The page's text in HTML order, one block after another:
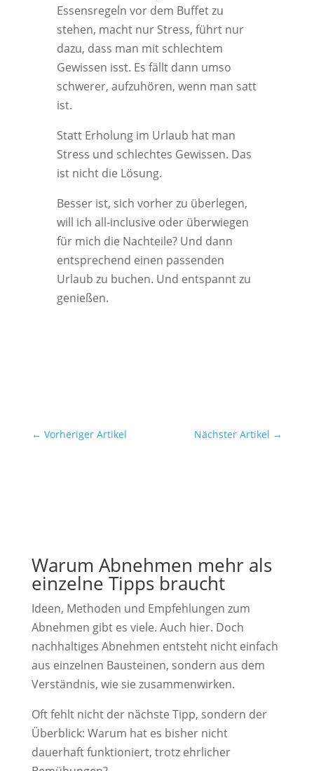
Essensregeln vor dem Buffet zu
stehen, macht nur Stress, führt nur
dazu, dass man mit schlechtem
Gewissen isst. Es fällt dann umso
schwerer, aufzuhören, wenn man satt
ist.
Statt Erholung im Urlaub hat man
Stress und schlechtes Gewissen. Das
ist nicht die Lösung.
Besser ist, sich vorher zu überlegen,
will ich all-inclusive oder überwiegen
für mich die Nachteile? Und dann
entsprechend einen passenden
Urlaub zu buchen. Und entspannt zu
genießen.
← Vorheriger Artikel Nächster Artikel →
Warum Abnehmen mehr als
einzelne Tipps braucht
Ideen, Methoden und Empfehlungen zum
Abnehmen gibt es viele. Auch hier. Doch
nachhaltiges Abnehmen entsteht nicht einfach
aus einzelnen Bausteinen, sondern aus dem
Verständnis, wie sie zusammenwirken.
Oft fehlt nicht der nächste Tipp, sondern der
Überblick: Warum hat es bisher nicht
dauerhaft funktioniert, trotz ehrlicher